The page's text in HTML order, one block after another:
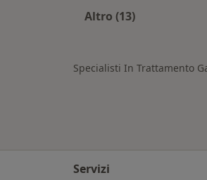
Altro (13)
Specialisti In Trattamento
Servizi